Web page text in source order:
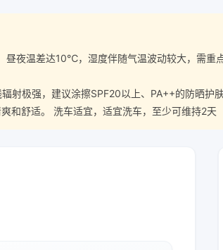
夜温差达10℃，湿度伴随气温波动较大，需重
极强，建议涂擦SPF20以上、PA++的防晒护
和舒适。 洗车适宜，适宜洗车，至少可维持2天